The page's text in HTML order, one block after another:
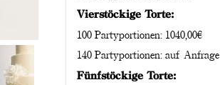
Vierstöckige Torte:
100 Partyportionen: 1040,00€
140 Partyportionen: auf Anfrage
Fünfstöckige Torte: